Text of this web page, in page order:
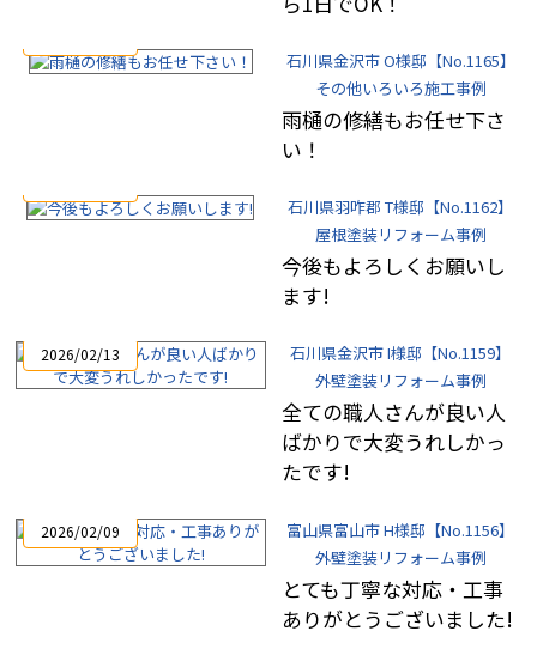
石川県金沢市 O様邸【No.1165】
その他いろいろ施工事例
雨樋の修繕もお任せ下さ
い！
石川県羽咋郡 T様邸【No.1162】
屋根塗装リフォーム事例
今後もよろしくお願いし
ます!
2026/02/13
石川県金沢市 I様邸【No.1159】
外壁塗装リフォーム事例
全ての職人さんが良い人
ばかりで大変うれしかっ
たです!
2026/02/09
富山県富山市 H様邸【No.1156】
外壁塗装リフォーム事例
とても丁寧な対応・工事
ありがとうございました!